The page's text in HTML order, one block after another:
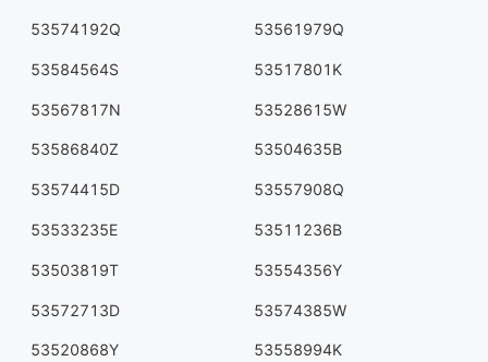
53574192Q 53561979Q
53584564S 53517801K
53567817N 53528615W
53586840Z 53504635B
53574415D 53557908Q
53533235E 53511236B
53503819T 53554356Y
53572713D 53574385W
53520868Y 53558994K